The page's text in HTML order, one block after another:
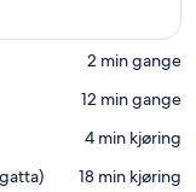
‪2 min gange‬
‪12 min gange‬
‪4 min kjøring‬
‪18 min kjøring‬